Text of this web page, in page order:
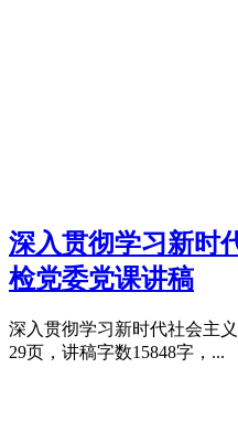
深入贯彻学习新时
检党委党课讲稿
深入贯彻学习新时代社会主
29页，讲稿字数15848字，...